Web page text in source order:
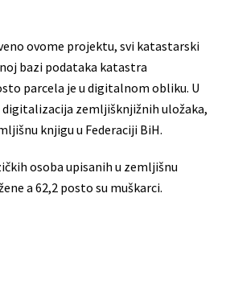
ovome projektu, svi katastarski
bazi podataka katastra
parcela je u digitalnom obliku. U
zemljišknjižnih uložaka,
knjigu u Federaciji BiH.
osoba upisanih u zemljišnu
a 62,2 posto su muškarci.